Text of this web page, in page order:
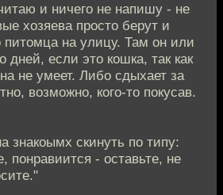
и ничего не напишу - не
хозяева просто берут и
питомца на улицу. Там он или
дней, если это кошка, так как
не умеет. Либо сдыхает за
возможно, кого-то покусав.
знакоымх скинуть по типу:
понравиится - оставьте, не